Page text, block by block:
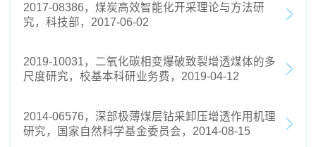
2017-08386，煤炭高效智能化开采理论与方法研
究，科技部，2017-06-02
2019-10031，二氧化碳相变爆破致裂增透煤体的多
尺度研究，校基本科研业务费，2019-04-12
2014-06576，深部极薄煤层钻采卸压增透作用机理
研究，国家自然科学基金委员会，2014-08-15